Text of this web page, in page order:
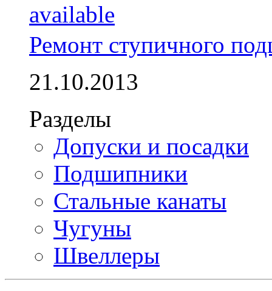
Ремонт ступичного
21.10.2013
Разделы
Допуски и посадки
Подшипники
Стальные канаты
Чугуны
Швеллеры